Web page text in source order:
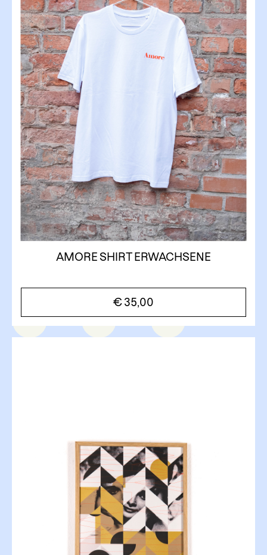
AMORE SHIRT ERWACHSENE
€35,00